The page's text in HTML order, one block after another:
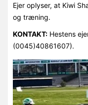
Ejer oplyser, at Kiwi
og træning.
KONTAKT:Hestens
(0045)40861607).